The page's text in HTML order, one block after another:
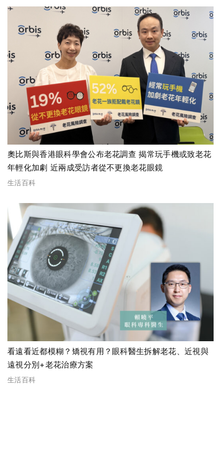
奧比斯與香港眼科學會公布老花調查 揭常玩手機或致老花
年輕化加劇 近兩成受訪者從不更換老花眼鏡
生活百科
看遠看近都模糊？矯視有用？眼科醫生拆解老花、近視與
遠視分別+老花治療方案
生活百科